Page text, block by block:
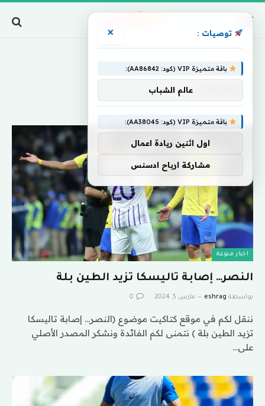
اخبار منوعة
النصر… إصابة تاليسكا تزيد الطين بلة
بواسطة eshrag مارس 5, 2024 0
ننقل لكم في موقع كتاكيت موضوع (النصر… إصابة تاليسكا
تزيد الطين بلة ) نتمنى لكم الفائدة ونشكر المصدر الأصلي
على…
توصيات : ×
باقة متميزة VIP (كود: AA86842):
عالم الشباب
باقة متميزة VIP (كود: AA38045):
اول اثنين ريادة اعمال
مشاركة ارباح ادسنس